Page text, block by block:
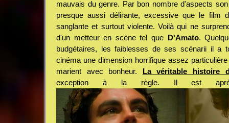
mauvais du genre. Par bon nombre d'aspects
presque aussi délirante, excessive que le film
sanglante et surtout violente. Voilà qui ne
d'un metteur en scène tel que D'Amato.
budgétaires, les faiblesses de ses scénarii il a
cinéma une dimension horrifique assez
marient avec bonheur. La véritable histoire
exception à la règle. Il est